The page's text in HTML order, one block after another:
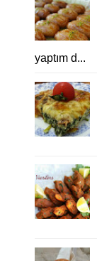
yaptım d...